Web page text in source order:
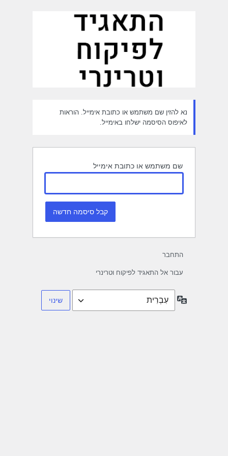
נא להזין שם משתמש או כתובת אימייל. הוראות
לאיפוס הסיסמה ישלחו באימייל.
שם משתמש או כתובת אימייל
התחבר
עבור אל התאגיד לפיקוח וטרינרי
שפה